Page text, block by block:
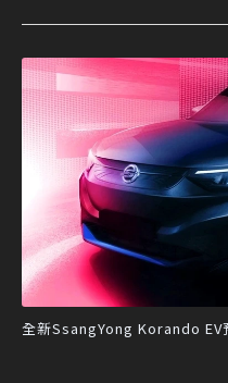
全新SsangYong Korando